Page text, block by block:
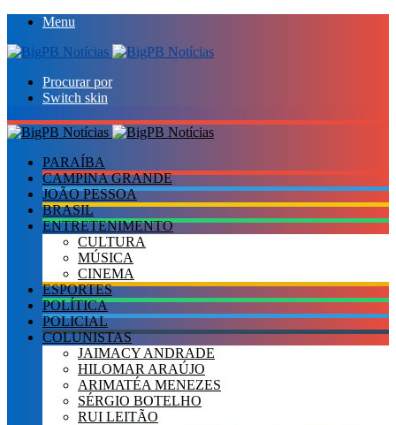
Menu
Procurar por
Switch skin
PARAÍBA
CAMPINA GRANDE
JOÃO PESSOA
BRASIL
ENTRETENIMENTO
CULTURA
MÚSICA
CINEMA
ESPORTES
POLÍTICA
POLICIAL
COLUNISTAS
JAIMACY ANDRADE
HILOMAR ARAÚJO
ARIMATÉA MENEZES
SÉRGIO BOTELHO
RUI LEITÃO